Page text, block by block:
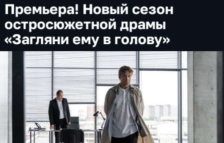
Премьера! Новый сезон
остросюжетной драмы
«Загляни ему в голову»